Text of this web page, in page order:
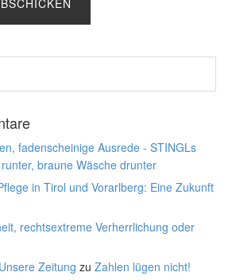
fadenscheinige Ausrede - STINGLs
braune Wäsche drunter
in Tirol und Vorarlberg: Eine Zukunft
rechtsextreme Verherrlichung oder
Zeitung zu Zahlen lügen nicht!